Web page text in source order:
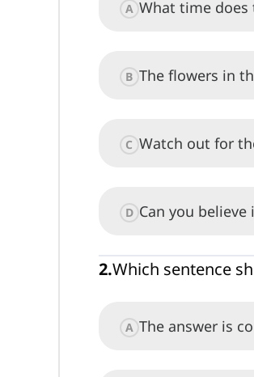
A What time does
B The flowers in
C Watch out for
D Can you believe
2.Which sentence
A The answer is